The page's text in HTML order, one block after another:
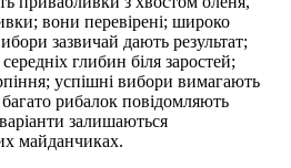
вони перевірені; широко
зазвичай дають результат;
глибин біля заростей;
успішні вибори вимагають
рибалок повідомляють
залишаються
майданчиках.